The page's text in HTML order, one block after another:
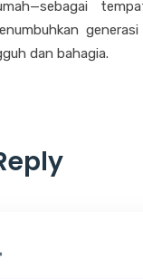
dan bahagia.